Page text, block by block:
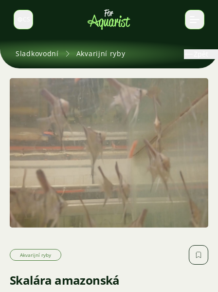
Select language
Sladkovodní Akvarijní ryby
Akvarijní ryby
Skalára amazonská